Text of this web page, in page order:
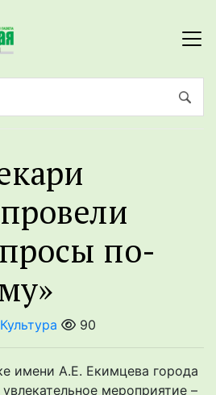
по-
Культура 90
имени А.Е. Екимцева города
мероприятие –